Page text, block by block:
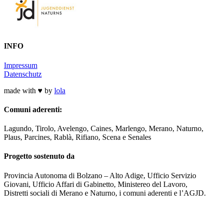
INFO
Impressum
Datenschutz
made with ♥ by lola
Comuni aderenti:
Lagundo, Tirolo, Avelengo, Caines, Marlengo, Merano, Naturno,
Plaus, Parcines, Rablà, Rifiano, Scena e Senales
Progetto sostenuto da
Provincia Autonoma di Bolzano – Alto Adige, Ufficio Servizio
Giovani, Ufficio Affari di Gabinetto, Ministereo del Lavoro,
Distretti sociali di Merano e Naturno, i comuni aderenti e l’AGJD.